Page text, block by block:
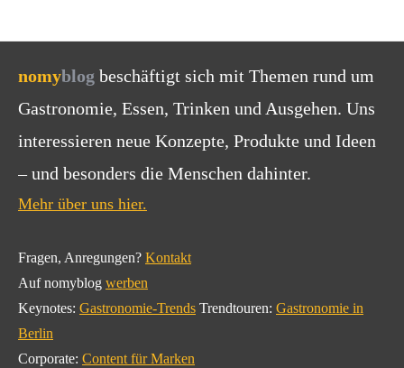
nomyblog beschäftigt sich mit Themen rund um
Gastronomie, Essen, Trinken und Ausgehen. Uns
interessieren neue Konzepte, Produkte und Ideen
– und besonders die Menschen dahinter.
Mehr über uns hier.
Fragen, Anregungen? Kontakt
Auf nomyblog werben
Keynotes: Gastronomie-Trends Trendtouren: Gastronomie in
Berlin
Corporate: Content für Marken